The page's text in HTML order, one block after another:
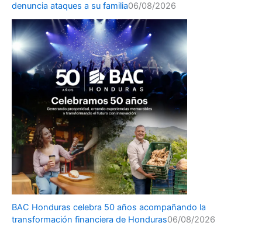
denuncia ataques a su familia06/08/2026
BAC Honduras celebra 50 años acompañando la
transformación financiera de Honduras06/08/2026